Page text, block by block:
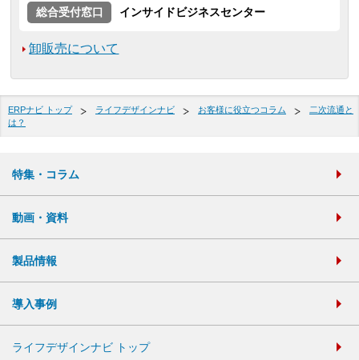
総合受付窓口
インサイドビジネスセンター
卸販売について
ERPナビ トップ ライフデザインナビ お客様に役立つコラム
二次流通と
は？
特集・コラム
動画・資料
製品情報
導入事例
ライフデザインナビ トップ